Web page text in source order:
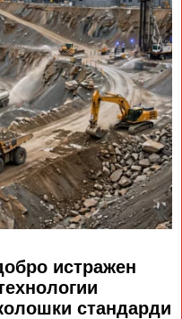
истражен
стандарди